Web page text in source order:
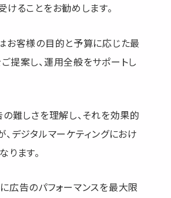
けることをお勧めします。
お客様の目的と予算に応じた最
提案し、運用全般をサポートし
の難しさを理解し、それを効果的
、デジタルマーケティングにおけ
ります。
広告のパフォーマンスを最大限